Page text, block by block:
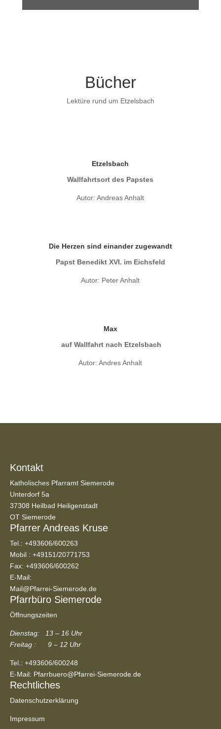
Bücher
Lektüre rund um Etzelsbach
Etzelsbach
Wallfahrtsort des Papstes
Autor: Andreas Anhalt
Die Herzen sind einander zugewandt
Papst Benedikt XVI. im Eichsfeld
Autor: Peter Anhalt
Max
auf Wallfahrt nach Etzelsbach
Autor: Andres Anhalt
Kontakt
Katholisches Pfarramt Siemerode
Unterdorf 5a
37308 Heilbad Heiligenstadt
OT Siemerode
Pfarrer Andreas Kruse
Tel.:+493606/600263
Mobil :+49151/20771753
Fax: +493606/600262
E-Mail:
Mail@Pfarrei-Siemerode.de
Pfarrbüro Siemerode
Öffnungszeiten
Dienstag: 13 – 16 Uhr
Freitag : 9 – 12 Uhr
Tel.:+493606/600248
E-Mail: Pfarrbuero@Pfarrei-Siemerode.de
Rechtliches
Datenschutzerklärung
Impressum